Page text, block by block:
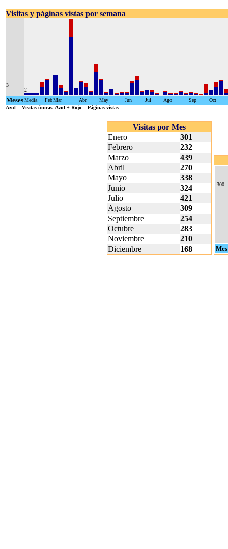
Visitas y páginas vistas por semana
3
2
MesesMedia FebMar Abr May Jun Jul Ago Sep
Oct
Azul = Visitas únicas. Azul + Rojo = Páginas vistas
Visitas por Mes
Enero
301
Febrero
232
Marzo
439
Abril
270
Mayo
338
Junio
324
Julio
421
Agosto
309
Septiembre
254
Octubre
283
Noviembre
210
Diciembre
168
300
Mes